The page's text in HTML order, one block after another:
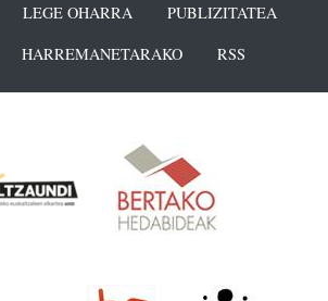
LEGE OHARRA
PUBLIZITATEA
HARREMANETARAKO RSS